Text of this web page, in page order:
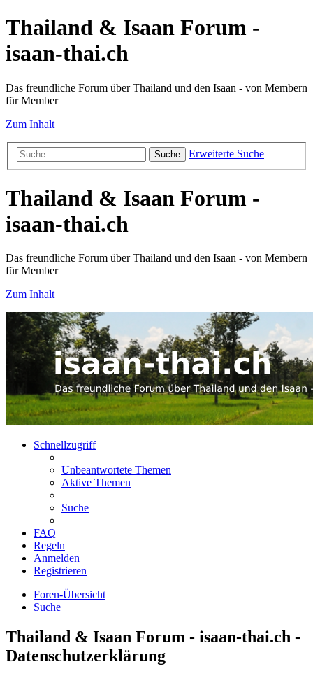
Thailand & Isaan Forum -
isaan-thai.ch
Das freundliche Forum über Thailand und den Isaan - von Membern
für Member
Zum Inhalt
Suche Erweiterte Suche
Thailand & Isaan Forum -
isaan-thai.ch
Das freundliche Forum über Thailand und den Isaan - von Membern
für Member
Zum Inhalt
Schnellzugriff
Unbeantwortete Themen
Aktive Themen
Suche
FAQ
Regeln
Anmelden
Registrieren
Foren-Übersicht
Suche
Thailand & Isaan Forum - isaan-thai.ch -
Datenschutzerklärung